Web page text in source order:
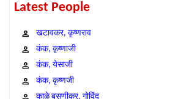
Latest People
खटावकर, कृष्णराव
कंक, कृष्णाजी
कंक, येसाजी
कंक, कृष्णजी
काळे बसणीकर, गोविंद